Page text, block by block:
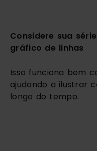
Considere sua
gráfico de linhas
Isso funciona bem
ajudando a ilustrar
longo do tempo.